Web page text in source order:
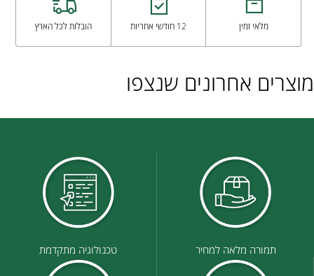
מלאי זמין 12 חודשי אחריות הובלות לכל הארץ
מוצרים אחרונים שנצפו
תמורה מלאה למחיר טכנולוגיה מתקדמת